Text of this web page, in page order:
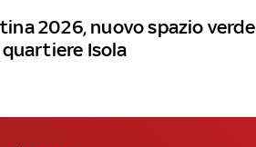
2026, nuovo spazio verde
Isola